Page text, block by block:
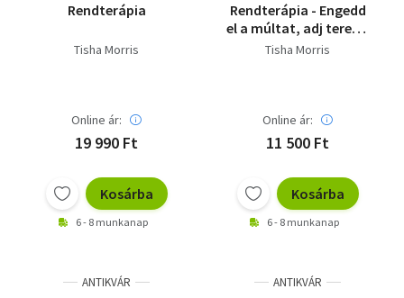
Rendterápia
Tisha Morris
Online ár:
19 990 Ft
Kosárba
6 - 8 munkanap
Rendterápia - Engedd
el a múltat, adj teret a
mának!
Tisha Morris
Online ár:
11 500 Ft
Kosárba
6 - 8 munkanap
ANTIKVÁR ANTIKVÁR